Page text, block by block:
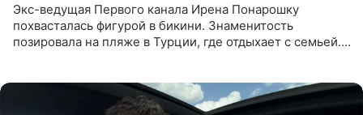
Экс-ведущая Первого канала Ирена Понарошку
похвасталась фигурой в бикини. Знаменитость
позировала на пляже в Турции, где отдыхает с семьей.